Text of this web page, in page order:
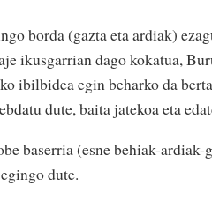
borda (gazta eta ardiak)
ikusgarrian dago kokatua,
ibilbidea egin beharko da
dute, baita jatekoa eta
baserria (esne behiak-ardiak-
dute.